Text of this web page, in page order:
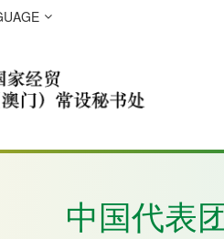
西 佛得角
中国代表